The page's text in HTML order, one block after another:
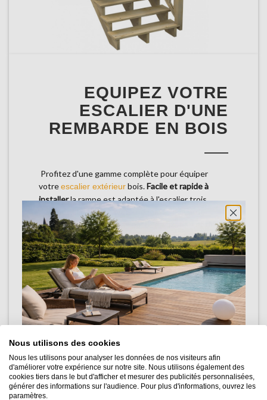
EQUIPEZ VOTRE
ESCALIER D'UNE
REMBARDE EN BOIS
Profitez d'une gamme complète pour équiper
votreescalier extérieurbois.Facile et rapide à
installerla rampe est adaptée à l'escalier trois
marches. Il est livré avec une rampe de garde-
corps, de poteaux, d'une patte de fixation et de
balustres.
Le bois est traitéautoclave classe 4contre
l'attaque des insectes et des champignons.
Pour commander le kit rambarde avec votre
escalier bois, il suffit de l'ajouter directement à
votre panier sur la fiche produit :voir le kit
Nous utilisons des cookies
Nous les utilisons pour analyser les données de nos visiteurs afin
d'améliorer votre expérience sur notre site. Nous utilisons également des
cookies tiers dans le but d'afficher et mesurer des publicités personnalisées,
générer des informations sur l'audience. Pour plus d'informations, ouvrez les
paramètres.